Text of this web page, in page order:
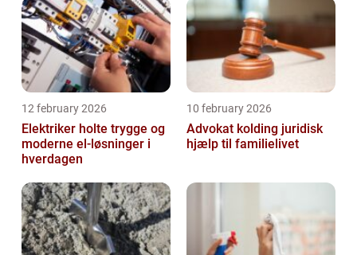
12 february 2026
Elektriker holte trygge og
moderne el-løsninger i
hverdagen
10 february 2026
Advokat kolding juridisk
hjælp til familielivet